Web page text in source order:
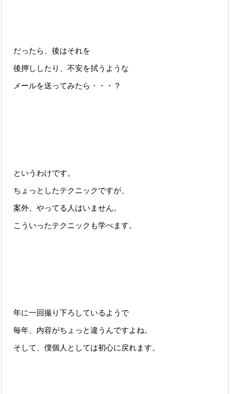
だったら、後はそれを
後押ししたり、不安を拭うような
メールを送ってみたら・・・？
というわけです。
ちょっとしたテクニックですが、
案外、やってる人はいません。
こういったテクニックも学べます。
年に一回撮り下ろしているようで
毎年、内容がちょっと違うんですよね。
そして、僕個人としては初心に戻れます。